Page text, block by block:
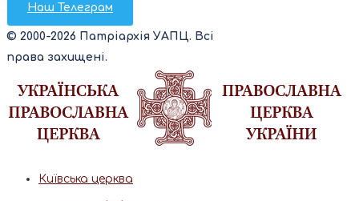
Наш Телеграм
© 2000-2026 Патріархія УАПЦ. Всі
права захищені.
Київська церква